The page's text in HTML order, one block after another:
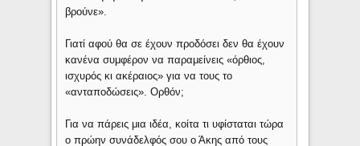
βρούνε».
Γιατί αφού θα σε έχουν προδόσει δεν θα έχουν
κανένα συμφέρον να παραμείνεις «όρθιος,
ισχυρός κι ακέραιος» για να τους το
«ανταποδώσεις». Ορθόν;
Για να πάρεις μια ιδέα, κοίτα τι υφίσταται τώρα
ο πρώην συνάδελφός σου ο Άκης από τους